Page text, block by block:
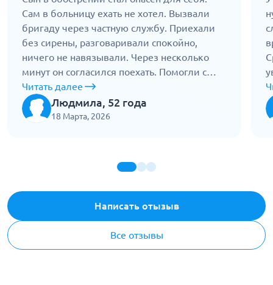
Сам в больницу ехать не хотел. Вызвали
бригаду через частную службу. Приехали
без сирены, разговаривали спокойно,
ничего не навязывали. Через несколько
минут он согласился поехать. Помогли с
одеждой, вывели без сцены. В дороге врач
оставался рядом и разговаривал с ним. Все
сделали спокойно и без шума, за это
Читать далее
Людмила, 52 года
18 Марта, 2026
Написать отызыв
Все отзывы